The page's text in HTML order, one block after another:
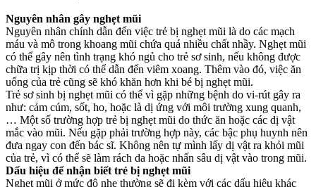
Nguyên nhân gây nghẹt mũi
Nguyên nhân chính dẫn đến việc trẻ bị nghẹt mũi là do các mạch
máu và mô trong khoang mũi chứa quá nhiều chất nhầy. Nghẹt mũi
có thể gây nên tình trạng khó ngủ cho trẻ sơ sinh, nếu không được
chữa trị kịp thời có thể dẫn đến viêm xoang. Thêm vào đó, việc ăn
uống của trẻ cũng sẽ khó khăn hơn khi bé bị nghẹt mũi.
Trẻ sơ sinh bị nghẹt mũi có thể vì gặp những bệnh do vi-rút gây ra
như: cảm cúm, sốt, ho, hoặc là dị ứng với môi trường xung quanh,
… Một số trường hợp trẻ bị nghẹt mũi do thức ăn hoặc các dị vật
mắc vào mũi. Nếu gặp phải trường hợp này, các bậc phụ huynh nên
đưa ngay con đến bác sĩ. Không nên tự mình lấy dị vật ra khỏi mũi
của trẻ, vì có thể sẽ làm rách da hoặc nhấn sâu dị vật vào trong mũi.
Dấu hiệu để nhận biết trẻ bị nghẹt mũi
Nghẹt mũi ở mức độ nhẹ thường sẽ đi kèm với các dấu hiệu khác